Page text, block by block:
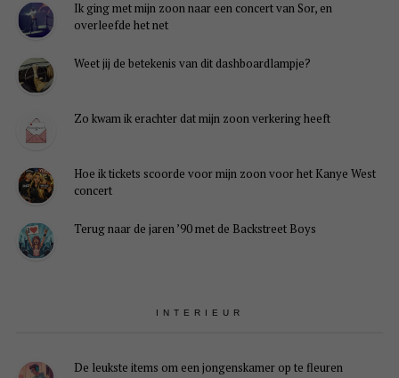
Ik ging met mijn zoon naar een concert van Sor, en
overleefde het net
Weet jij de betekenis van dit dashboardlampje?
Zo kwam ik erachter dat mijn zoon verkering heeft
Hoe ik tickets scoorde voor mijn zoon voor het Kanye West
concert
Terug naar de jaren ’90 met de Backstreet Boys
INTERIEUR
De leukste items om een jongenskamer op te fleuren